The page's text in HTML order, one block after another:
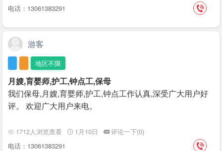
电话：13061383291
游客
地区不限
月嫂,育婴师,护工,钟点工,保母
我们保母,月嫂,育婴师,护工,钟点工作认真,深受广大用户好
评。 欢迎广大用户来电。
1712人浏览查看 1月10日
评论一下(0)
电话：13061383291